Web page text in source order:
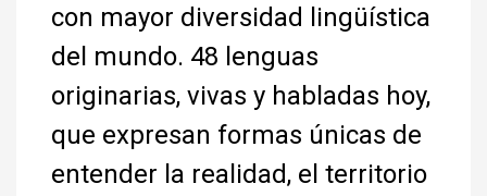
con mayor diversidad lingüística
del mundo. 48 lenguas
originarias, vivas y habladas hoy,
que expresan formas únicas de
entender la realidad, el territorio